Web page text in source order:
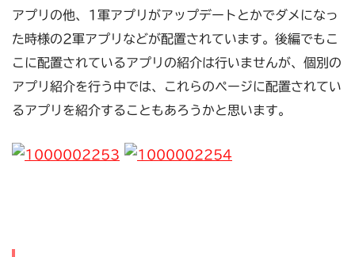
アプリの他、1軍アプリがアップデートとかでダメになっ
た時様の2軍アプリなどが配置されています。後編でもこ
こに配置されているアプリの紹介は行いませんが、個別の
アプリ紹介を行う中では、これらのページに配置されてい
るアプリを紹介することもあろうかと思います。